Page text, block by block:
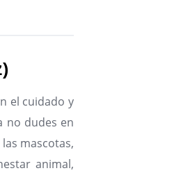
el cuidado y
no dudes en
mascotas,
animal,